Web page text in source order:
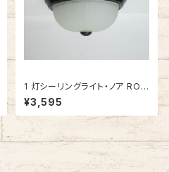
1 灯シーリングライト・ノア ROB
(オイルブロンズ) #IM-1093R
OB
¥3,595